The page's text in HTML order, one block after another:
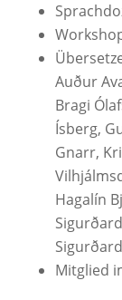
Auður
Bragi
Ísberg,
Gnarr,
Hagalín
Mitglied